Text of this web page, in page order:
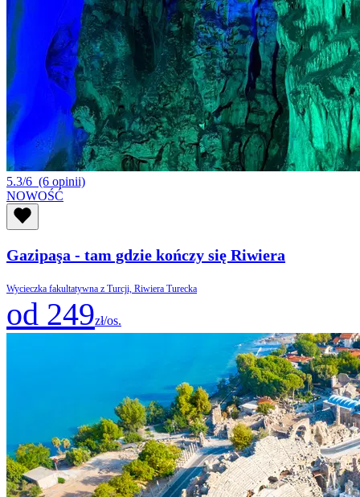
5.3/6 (6 opinii)
NOWOŚĆ
Gazipaşa - tam gdzie kończy się Riwiera
Wycieczka fakultatywna z Turcji, Riwiera Turecka
od 249zł/os.